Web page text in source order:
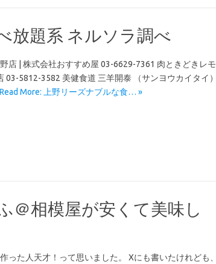
放題系 ネルソラ調べ
店 | 株式会社おすすめ屋 03-6629-7361 肉ときどきレモ
03-5812-3582 美健食道 三羊開泰 （サンヨウカイタイ）
Read More: 上野リーズナブルな食… »
＠相模屋が安くて美味し
った人天才！って思いました。 Xにも書いたけれども、